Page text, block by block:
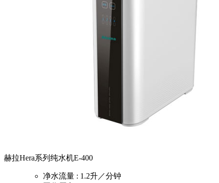
赫拉Hera系列纯水机E-400
净水流量 : 1.2升／分钟